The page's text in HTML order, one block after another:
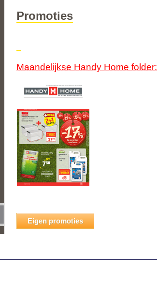
Promoties
Maandelijkse Handy Home folder:
Eigen promoties